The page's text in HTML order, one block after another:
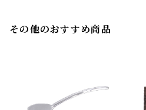
その他のおすすめ商品